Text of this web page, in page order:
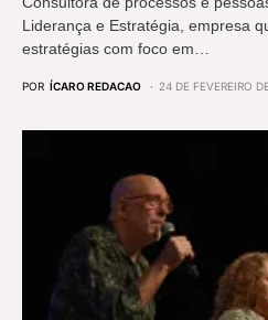
Liderança e Estratégia, empresa
estratégias com foco em…
POR ÍCARO REDACAO 24 DE FEVEREIRO